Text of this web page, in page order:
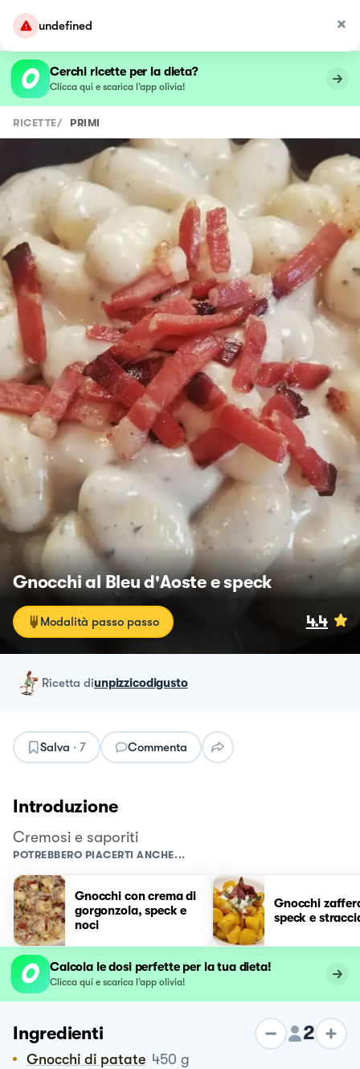
undefined
Cerchi ricette per la dieta?
Clicca qui e scarica l’app olivia!
RICETTE/ PRIMI
Gnocchi al Bleu d'Aoste e speck
Modalità passo passo 4.4
ricetta diunpizzicodigusto
Salva · 7 Commenta
Introduzione
Cremosi e saporiti
POTREBBERO PIACERTI ANCHE...
Gnocchi con crema di
gorgonzola, speck e
noci
Gnocchi
speck e
Calcola le dosi perfette per la tua dieta!
Clicca qui e scarica l’app olivia!
Ingredienti 2
Gnocchi di patate 450 g